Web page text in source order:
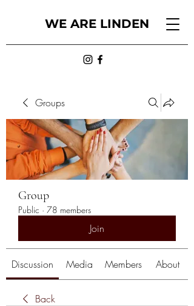
WE ARE LINDEN
Groups
Group
Public · 78 members
Join
Discussion Media Members About
Back